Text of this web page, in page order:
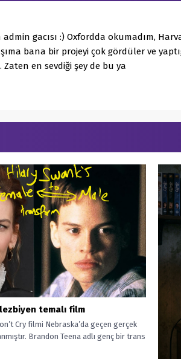
gacısı :) Oxfordda okumadım,
bana bir projeyi çok gördüler ve
en sevdiği şey de bu ya
temalı film
Cry filmi Nebraska’da geçen gerçek
Brandon Teena adlı genç bir trans